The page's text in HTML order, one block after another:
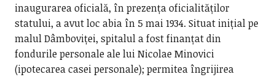
inaugurarea oficială, în prezența oficialităților
statului, a avut loc abia în 5 mai 1934. Situat inițial pe
malul Dâmboviței, spitalul a fost finanțat din
fondurile personale ale lui Nicolae Minovici
(ipotecarea casei personale); permitea îngrijirea